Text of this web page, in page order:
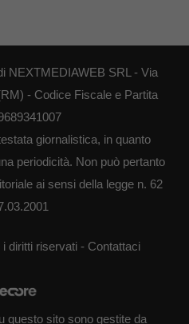
NEXTMEDIAWEB SRL - Via
- Codice Fiscale e Partita
giornalistica, in quanto
periodicità. Non può pertanto
ai sensi della legge n. 62
diritti riservati - Contattaci
questo sito sono gestite da